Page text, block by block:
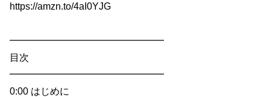
https://amzn.to/4aI0YJG
━━━━━━━━━━━━━━━━
目次
━━━━━━━━━━━━━━━━
0:00 はじめに